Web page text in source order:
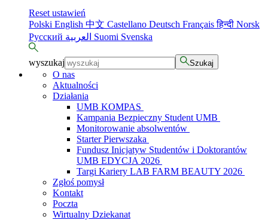
Reset ustawień
Polski English 中文 Castellano Deutsch Françaisहिन्दी Norsk
Русский
Suomi Svenska
wyszukaj Szukaj
O nas
Aktualności
Działania
UMB KOMPAS
Kampania Bezpieczny Student UMB
Monitorowanie absolwentów
Starter Pierwszaka
Fundusz Inicjatyw Studentów i Doktorantów
UMB EDYCJA 2026
Targi Kariery LAB FARM BEAUTY 2026
Zgłoś pomysł
Kontakt
Poczta
Wirtualny Dziekanat